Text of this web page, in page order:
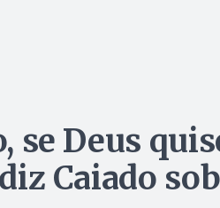
se Deus
Caiado